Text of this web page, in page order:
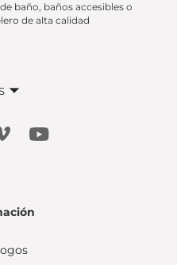
baño, baños accesibles o
de alta calidad